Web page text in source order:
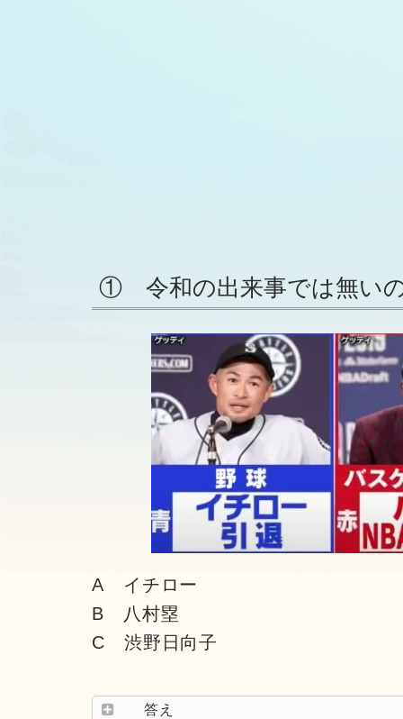
① 令和の出来事では無い
A イチロー
B 八村塁
C 渋野日向子
答え